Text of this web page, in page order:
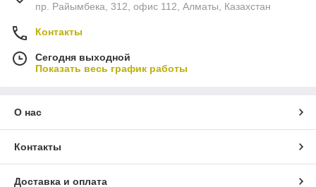
пр. Райымбека, 312, офис 112, Алматы, Казахстан
Контакты
Сегодня выходной
Показать весь график работы
О нас
Контакты
Доставка и оплата